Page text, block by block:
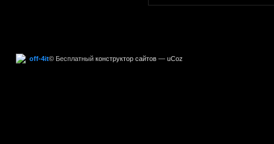
off-4it© Бесплатный конструктор сайтов — uCoz